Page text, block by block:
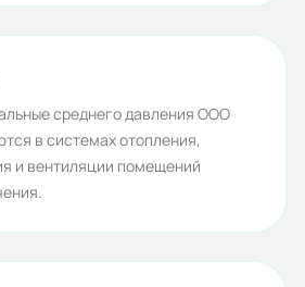
диаметр колеса:
среднего давления ООО
в системах отопления,
и вентиляции помещений